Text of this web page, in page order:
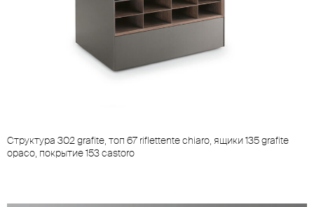
Cтруктура 302 grafite, топ 67 riflettente chiaro, ящики 135 grafite
opaco, покрытие 153 castoro